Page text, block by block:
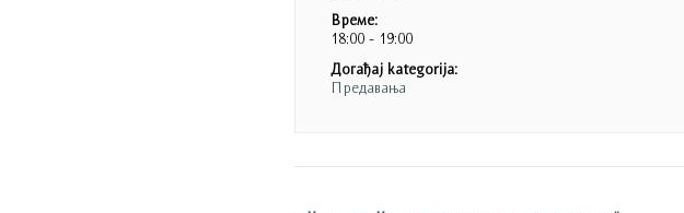
Време:
18:00 - 19:00
Догађај kategorija:
Предавања